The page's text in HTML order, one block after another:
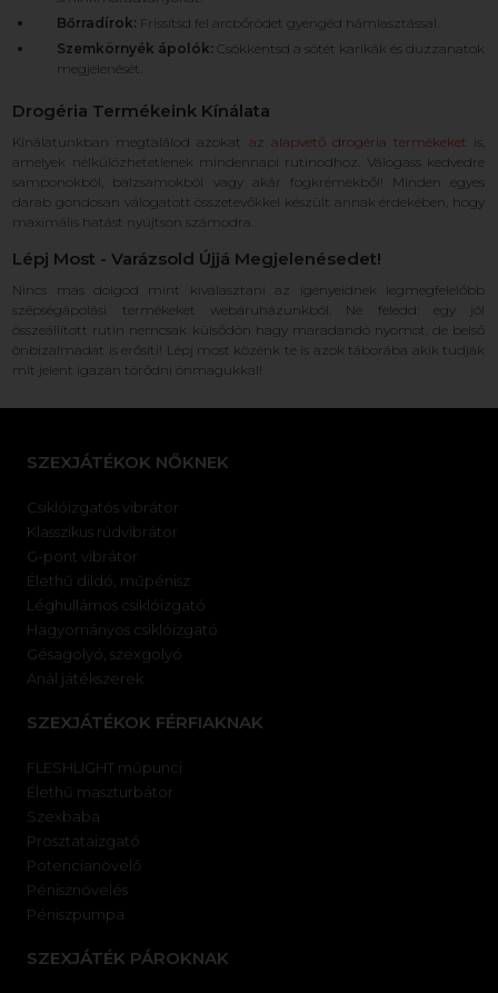
Bőrradírok: Frissítsd fel arcbőrödet gyengéd hámlasztással.
Szemkörnyék ápolók: Csökkentsd a sötét karikák és duzzanatok
megjelenését.
Drogéria Termékeink Kínálata
Kínálatunkban megtalálod azokat az alapvető drogéria termékeket is,
amelyek nélkülözhetetlenek mindennapi rutinodhoz. Válogass kedvedre
samponokból, balzsamokból vagy akár fogkrémekből! Minden egyes
darab gondosan válogatott összetevőkkel készült annak érdekében, hogy
maximális hatást nyújtson számodra.
Lépj Most - Varázsold Újjá Megjelenésedet!
Nincs más dolgod mint kiválasztani az igényeidnek legmegfelelőbb
szépségápolási termékeket webáruházunkból. Ne feledd: egy jól
összeállított rutin nemcsak külsődön hagy maradandó nyomot, de belső
önbizalmadat is erősíti! Lépj most közénk te is azok táborába akik tudják
mit jelent igazán törődni önmagukkal!
SZEXJÁTÉKOK NŐKNEK
Csiklóizgatós vibrátor
Klasszikus rúdvibrátor
G-pont vibrátor
Élethű dildó, műpénisz
Léghullámos csiklóizgató
Hagyományos csiklóizgató
Gésagolyó, szexgolyó
Anál játékszerek
SZEXJÁTÉKOK FÉRFIAKNAK
FLESHLIGHT műpunci
Élethű maszturbátor
Szexbaba
Prosztataizgató
Potencianövelő
Pénisznövelés
Péniszpumpa
SZEXJÁTÉK PÁROKNAK